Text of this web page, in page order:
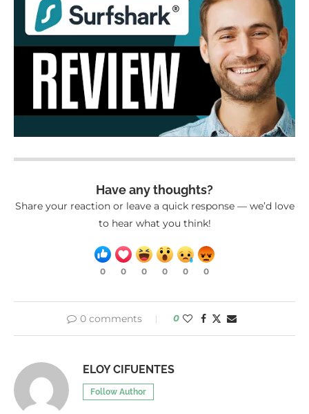
Have any thoughts?
Share your reaction or leave a quick response — we’d love
to hear what you think!
0 0 0 0 0 0
0 comments 0
ELOY CIFUENTES
Follow Author